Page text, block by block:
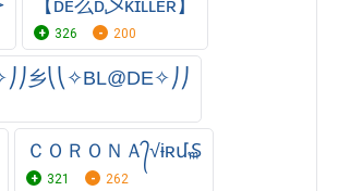
【ᴅᴇ么ᴅ乄ᴋɪʟʟᴇʀ】
326 200
乡⎝⎝✧BL@DE✧⎠⎠
ＣＯＲＯＮＡ᭄√ɨʀմ₷
321 262